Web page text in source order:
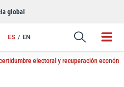
global
ES EN
Enlace
electoral y recuperación